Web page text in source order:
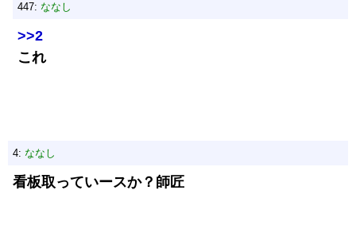
447: ななし
>>2
これ
4: ななし
看板取っていースか？師匠